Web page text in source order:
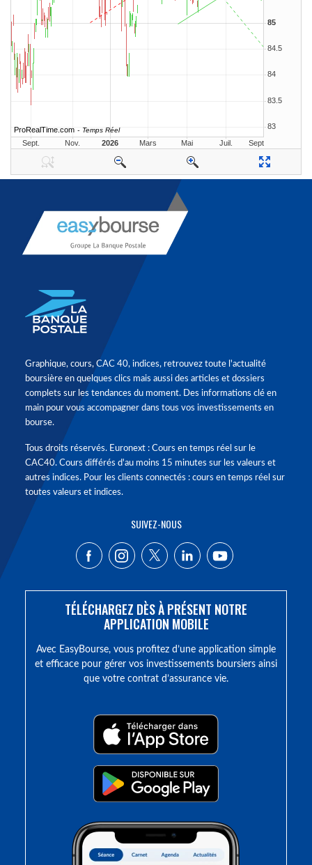
Graphique, cours, CAC 40, indices, retrouvez toute l'actualité
boursière en quelques clics mais aussi des articles et dossiers
complets sur les tendances du moment. Des informations clé en
main pour vous accompagner dans tous vos investissements en
bourse.
Tous droits réservés. Euronext : Cours en temps réel sur le
CAC40. Cours différés d'au moins 15 minutes sur les valeurs et
autres indices. Pour les clients connectés : cours en temps réel sur
toutes valeurs et indices.
SUIVEZ-NOUS
TÉLÉCHARGEZ DÈS À PRÉSENT NOTRE
APPLICATION MOBILE
Avec EasyBourse, vous profitez d’une application simple
et efficace pour gérer vos investissements boursiers ainsi
que votre contrat d’assurance vie.